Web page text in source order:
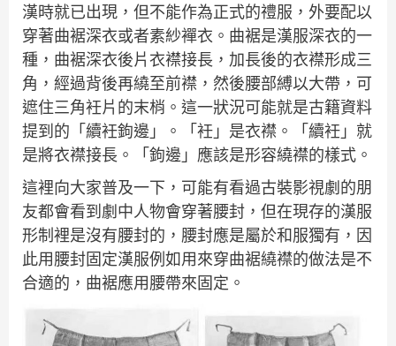
漢時就已出現，但不能作為正式的禮服，外要配以
穿著曲裾深衣或者素紗襌衣。曲裾是漢服深衣的一
種，曲裾深衣後片衣襟接長，加長後的衣襟形成三
角，經過背後再繞至前襟，然後腰部縛以大帶，可
遮住三角衽片的末梢。這一狀況可能就是古籍資料
提到的「續衽鉤邊」。「衽」是衣襟。「續衽」就
是將衣襟接長。「鉤邊」應該是形容繞襟的樣式。
這裡向大家普及一下，可能有看過古裝影視劇的朋
友都會看到劇中人物會穿著腰封，但在現存的漢服
形制裡是沒有腰封的，腰封應是屬於和服獨有，因
此用腰封固定漢服例如用來穿曲裾繞襟的做法是不
合適的，曲裾應用腰帶來固定。